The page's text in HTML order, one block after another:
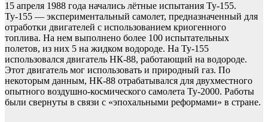
15 апреля 1988 года начались лётные испытания Ту-155.
Ту-155 — экспериментальный самолет, предназначенный для
отработки двигателей с использованием криогенного
топлива. На нем выполнено более 100 испытательных
полетов, из них 5 на жидком водороде. На Ту-155
использовался двигатель НК-88, работающий на водороде.
Этот двигатель мог использовать и природный газ. По
некоторым данным, НК-88 отрабатывался для двухместного
опытного воздушно-космического самолета Ту-2000. Работы
были свернуты в связи с «эпохальными реформами» в стране.